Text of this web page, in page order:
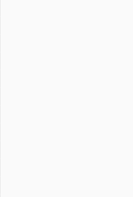
al 55% valido